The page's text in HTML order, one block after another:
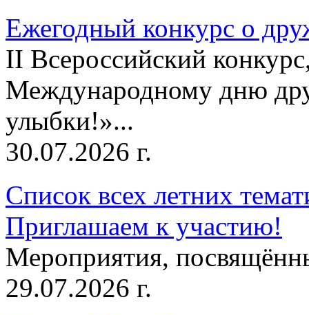
Ежегодный конкурс о
II Всероссийский
Международному дню
улыбки!»...
30.07.2026 г.
Список всех летних
Приглашаем к участию!
Мероприятия,
29.07.2026 г.